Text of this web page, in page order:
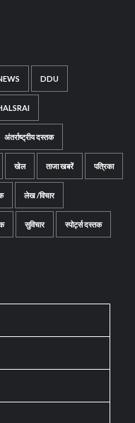
DDU
अंतर्राष्ट्रीय दस्तक
खेल ताजा खबरें पत्रिका
लेख /विचार
सुविचार स्पोर्ट्स दस्तक